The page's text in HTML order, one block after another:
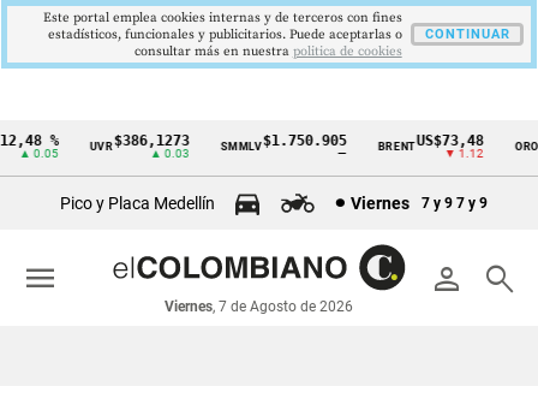
Cintillo
económicos
Colombia
%
▲ 0.05
UVR$386,1273
▲ 0.03
SMMLV$1.750.905 BRENTUS$73,48
▼ 1.12
ORO
Pico y Placa Medellín Viernes 7 y 9 7 y 9
person search
Viernes, 7 de Agosto de 2026
menu
Este portal emplea cookies internas y de terceros con fines
estadísticos, funcionales y publicitarios. Puede aceptarlas o
consultar más en nuestra politica de cookies
CONTINUAR